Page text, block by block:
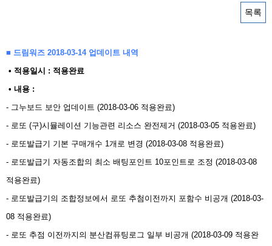
목록
■ 드림워즈 2018-03-14 업데이트 내역
​ • 적용일시 : 적용완료
• 내용 : ​
- 그누보드 보안 업데이트 (2018-03-06 적용완료)
- 로또 (구)시뮬레이션 기능관련 리소스 완전제거 (2018-03-05 적용완료)
- 로또발급기 기본 구매개수 1개로 변경 (2018-03-08 적용완료)
- 로또발급기 자동조합의 최소 배팅포인트 10포인트로 조정 (2018-03-08
적용완료)
- 로또발급기의 조합정보에서 로또 추첨이전까지 포함수 비공개 (2018-03-
08 적용완료)
- 로또 추점 이전까지의 분산컴퓨팅로그 일부 비공개 (2018-03-09 적용완